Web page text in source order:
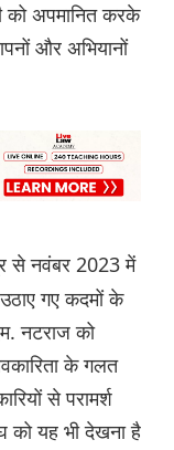
को अपमानित करके
और अभियानों
से नवंबर 2023 में
गए कदमों के
नटराज को
के गलत
से परामर्श
यह भी देखना है